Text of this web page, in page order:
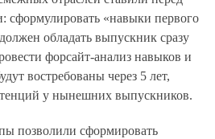
сформулировать «навыки первого
обладать выпускник сразу
форсайт‑анализ навыков и
востребованы через 5 лет,
у нынешних выпускников.
позволили сформировать